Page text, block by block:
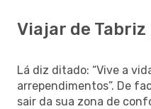
Viajar de
Lá diz ditado: “Vive a
arrependimentos”. De
sair da sua zona de